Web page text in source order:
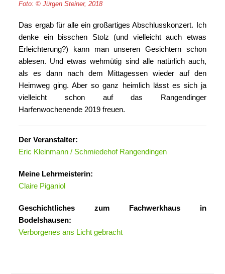
Foto: © Jürgen Steiner, 2018
Das ergab für alle ein großartiges Abschlusskonzert. Ich
denke ein bisschen Stolz (und vielleicht auch etwas
Erleichterung?) kann man unseren Gesichtern schon
ablesen. Und etwas wehmütig sind alle natürlich auch,
als es dann nach dem Mittagessen wieder auf den
Heimweg ging. Aber so ganz heimlich lässt es sich ja
vielleicht schon auf das Rangendinger
Harfenwochenende 2019 freuen.
Der Veranstalter:
Eric Kleinmann / Schmiedehof Rangendingen
Meine Lehrmeisterin:
Claire Piganiol
Geschichtliches zum Fachwerkhaus in
Bodelshausen:
Verborgenes ans Licht gebracht